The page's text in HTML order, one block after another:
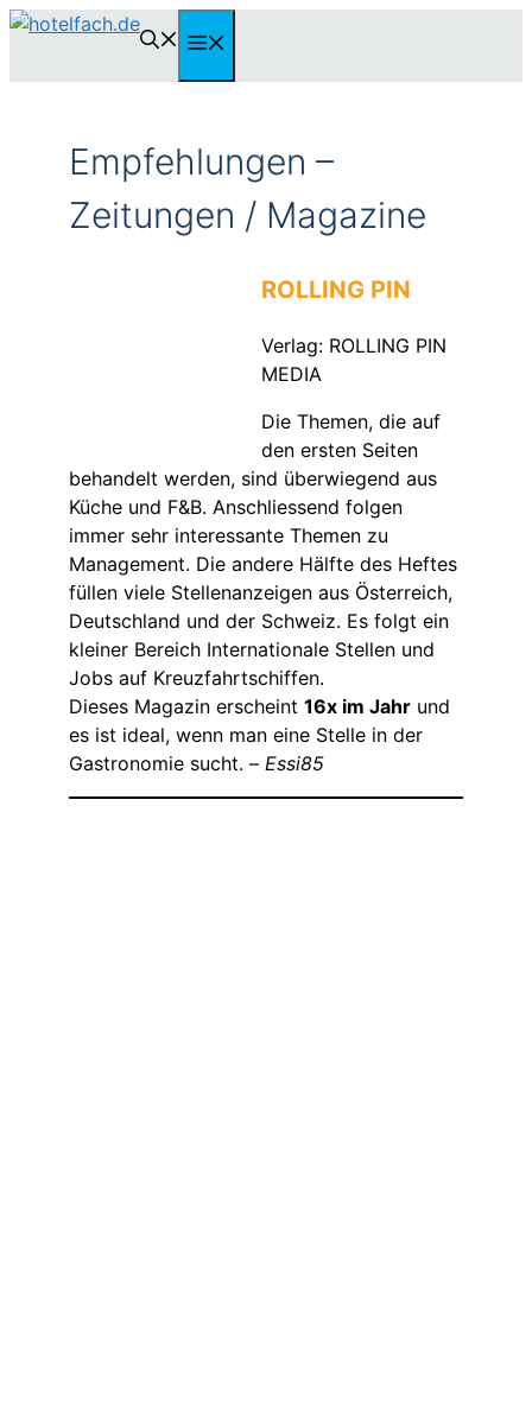
Zum
springen
Empfehlungen –
Zeitungen / Magazine
ROLLING PIN
Verlag: ROLLING PIN
MEDIA
Die Themen, die auf
den ersten Seiten
behandelt werden, sind überwiegend aus
Küche und F&B. Anschliessend folgen
immer sehr interessante Themen zu
Management. Die andere Hälfte des Heftes
füllen viele Stellenanzeigen aus Österreich,
Deutschland und der Schweiz. Es folgt ein
kleiner Bereich Internationale Stellen und
Jobs auf Kreuzfahrtschiffen.
Dieses Magazin erscheint 16x im Jahr und
es ist ideal, wenn man eine Stelle in der
Gastronomie sucht. – Essi85